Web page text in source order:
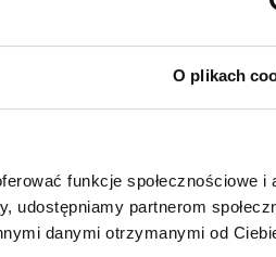
O plikach
funkcje społecznościowe i
udostępniamy partnerom
danymi otrzymanymi od